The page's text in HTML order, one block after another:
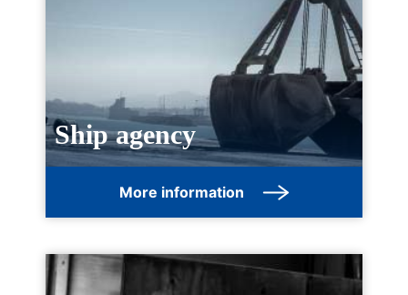
Ship agency
More information